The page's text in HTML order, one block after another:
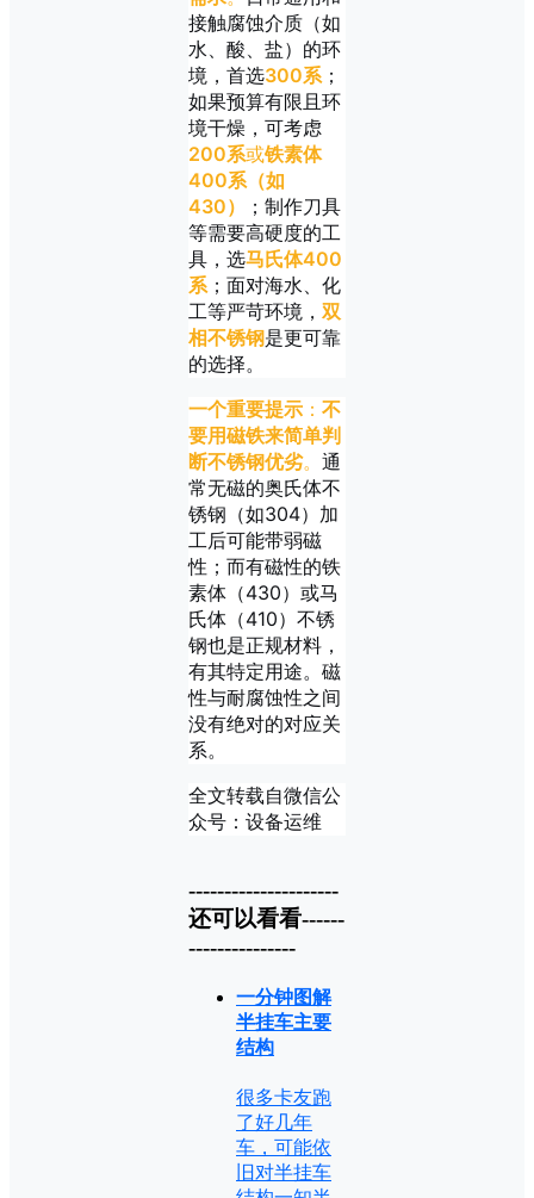
接触腐蚀介质（如
水、酸、盐）的环
境，首选300系 ；
如果预算有限且环
境干燥，可考虑
200系或铁素体
400系（如
430）
；制作刀具
等需要高硬度的工
具，选马氏体400
系 ；面对海水、化
工等严苛环境， 双
相不锈钢是更可靠
的选择。
一个重要提示 ： 不
要用磁铁来简单判
断不锈钢优劣。 通
常无磁的奥氏体不
锈钢（如304）加
工后可能带弱磁
性；而有磁性的铁
素体（430）或马
氏体（410）不锈
钢也是正规材料，
有其特定用途。磁
性与耐腐蚀性之间
没有绝对的对应关
系。
全文转载自微信公
众号：设备运维
---------------------
还可以看看------
---------------
一分钟图解
半挂车主要
结构
很多卡友跑
了好几年
车，可能依
旧对半挂车